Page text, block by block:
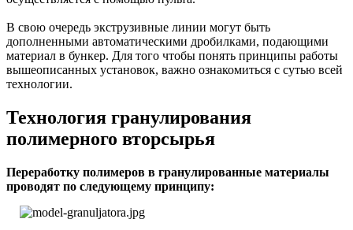
В свою очередь экструзивные линии могут быть
дополненными автоматическими дробилками, подающими
материал в бункер. Для того чтобы понять принципы работы
вышеописанных установок, важно ознакомиться с сутью всей
технологии.
Технология гранулирования
полимерного вторсырья
Переработку полимеров в гранулированные материалы
проводят по следующему принципу: